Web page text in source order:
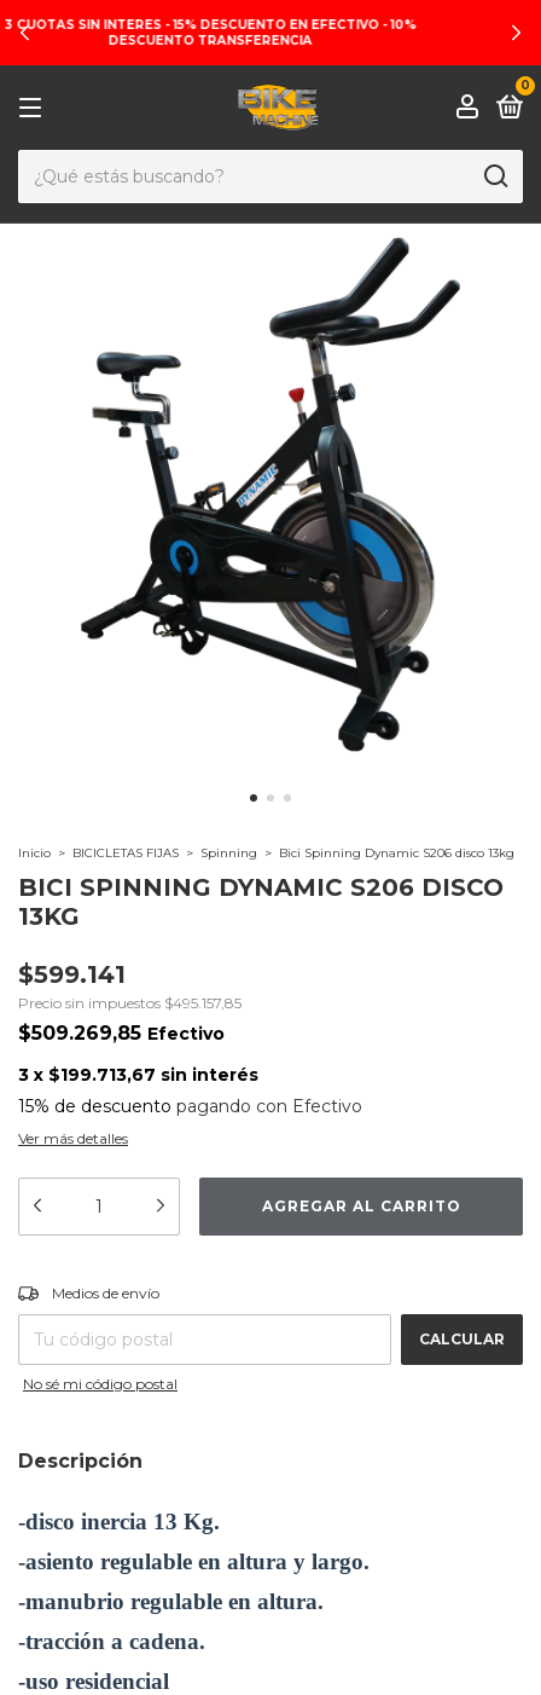
ENVIOS A TODO EL PAÍS
0
Inicio > BICICLETAS FIJAS > Spinning > Bici Spinning Dynamic S206 disco 13kg
BICI SPINNING DYNAMIC S206 DISCO
13KG
$599.141
Precio sin impuestos $495.157,85
$509.269,85 Efectivo
3 x $199.713,67 sin interés
15% de descuento pagando con Efectivo
Ver más detalles
Entregas para el CP:
Medios de envío
CALCULAR
No sé mi código postal
Descripción
-disco inercia 13 Kg.
-asiento regulable en altura y largo.
-manubrio regulable en altura.
-tracción a cadena.
-uso residencial